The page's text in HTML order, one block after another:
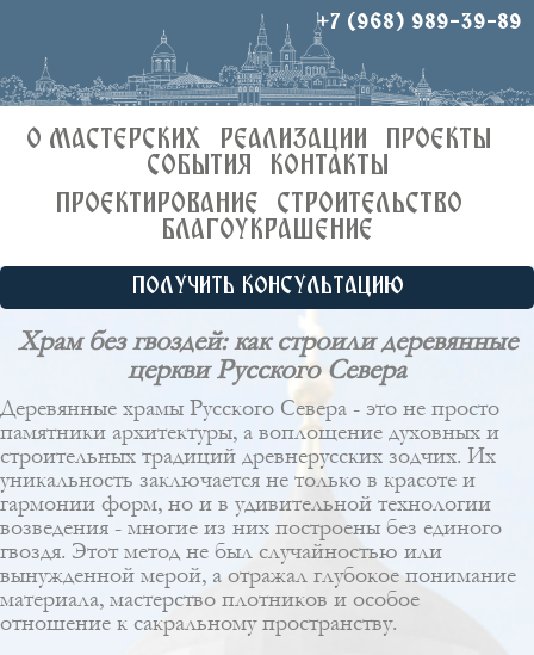
+7 (968) 989-39-89
О МАСТЕРСКИХ РЕАЛИЗАЦИИ
ПРОЕКТЫ
СОБЫТИЯ
КОНТАКТЫ
ПРОЕКТИРОВАНИЕ
СТРОИТЕЛЬСТВО
БЛАГОУКРАШЕНИЕ
ПОЛУЧИТЬ КОНСУЛЬТАЦИЮ
Храм без гвоздей: как строили деревянные
церкви Русского Севера
Деревянные храмы Русского Севера - это не просто
памятники архитектуры, а воплощение духовных и
строительных традиций древнерусских зодчих. Их
уникальность заключается не только в красоте и
гармонии форм, но и в удивительной технологии
возведения - многие из них построены без единого
гвоздя. Этот метод не был случайностью или
вынужденной мерой, а отражал глубокое понимание
материала, мастерство плотников и особое
отношение к сакральному пространству.